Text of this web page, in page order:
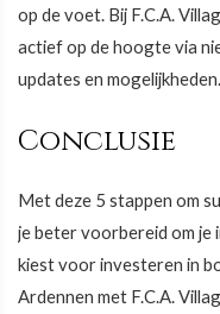
op de voet. Bij F.C.A.
actief op de hoogte via
updates en
Conclusie
Met deze 5 stappen om
je beter voorbereid om je
kiest voor investeren in
Ardennen met F.C.A.